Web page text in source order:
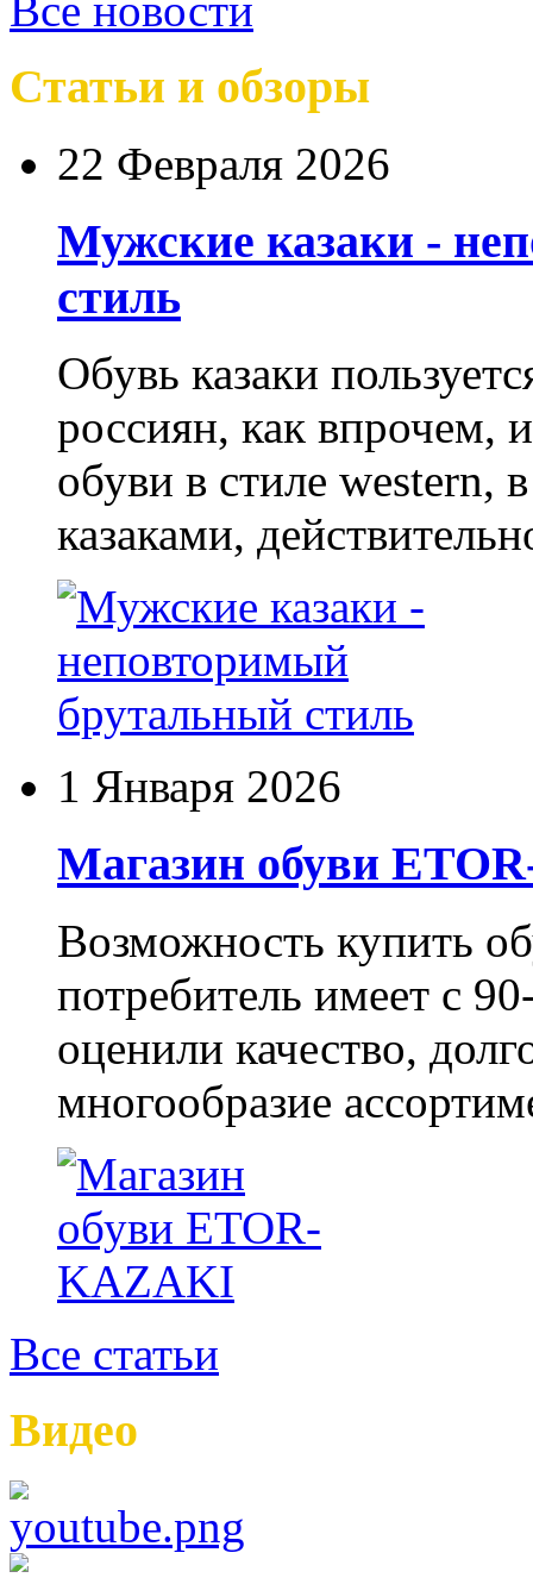
Статьи и обзоры
22 Февраля 2026
Мужские казаки -
стиль
Обувь казаки
россиян, как впрочем,
обуви в стиле western,
казаками,
1 Января 2026
Магазин обуви
Возможность купить
потребитель имеет с
оценили качество,
многообразие
Все статьи
Видео